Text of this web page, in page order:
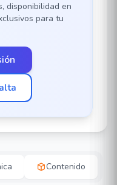
disponibilidad en
para tu
Contenido